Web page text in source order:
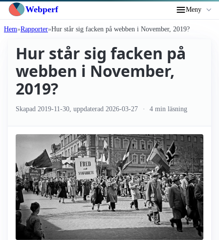
Webperf Meny
Hem Rapporter Hur står sig facken på webben i November, 2019?
Hur står sig facken på
webben i November,
2019?
Skapad 2019-11-30 , uppdaterad 2026-03-27 4 min läsning